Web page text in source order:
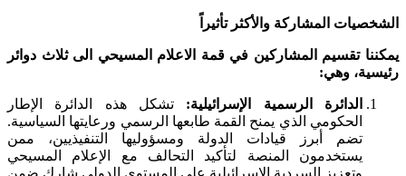
الشخصيات المشاركة والأكثر تأثيراً
يمكننا تقسيم المشاركين في قمة الاعلام المسيحي الى ثلاث دوائر
رئيسية، وهي:
الدائرة الرسمية الإسرائيلية: تشكل هذه الدائرة الإطار
الحكومي الذي يمنح القمة طابعها الرسمي ورعايتها السياسية.
تضم أبرز قيادات الدولة ومسؤوليها التنفيذيين، ممن
يستخدمون المنصة لتأكيد التحالف مع الإعلام المسيحي